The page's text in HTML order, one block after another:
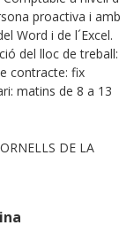
proactiva i amb
Word i de l´Excel.
del lloc de treball:
contracte: fix
matins de 8 a 13
DE LA